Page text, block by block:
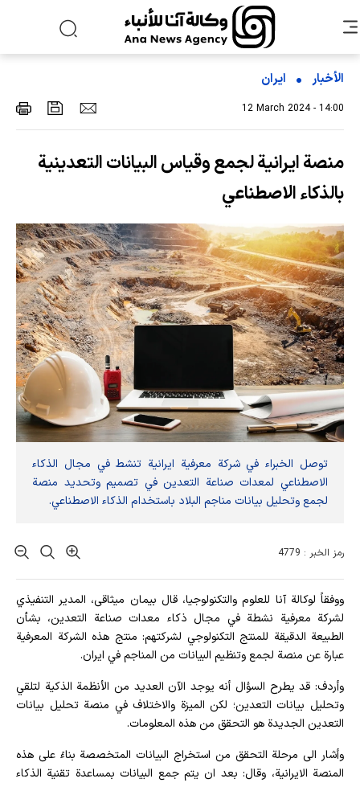
الأخبار ایران
12 March 2024 - 14:00
منصة ايرانية لجمع وقياس البيانات التعدينية
بالذكاء الاصطناعي
توصل الخبراء في شركة معرفية ايرانية تنشط في مجال الذكاء
الاصطناعي لمعدات صناعة التعدين في تصميم وتحديد منصة
لجمع وتحليل بيانات مناجم البلاد باستخدام الذكاء الاصطناعي.
رمز الخبر : 4779
ووفقاً لوكالة آنا للعلوم والتكنولوجيا، قال بيمان میثاقی، المدير التنفيذي
لشركة معرفية نشطة في مجال ذكاء معدات صناعة التعدين، بشأن
الطبيعة الدقيقة للمنتج التكنولوجي لشركتهم: منتج هذه الشركة المعرفية
عبارة عن منصة لجمع وتنظيم البيانات من المناجم في ايران.
وأردف: قد يطرح السؤال أنه يوجد الآن العديد من الأنظمة الذكية لتلقي
وتحليل بيانات التعدين؛ لكن الميزة والاختلاف في منصة تحليل بيانات
التعدين الجديدة هو التحقق من هذه المعلومات.
وأشار الى مرحلة التحقق من استخراج البيانات المتخصصة بناءً على هذه
المنصة الايرانية، وقال: بعد ان يتم جمع البيانات بمساعدة تقنية الذكاء